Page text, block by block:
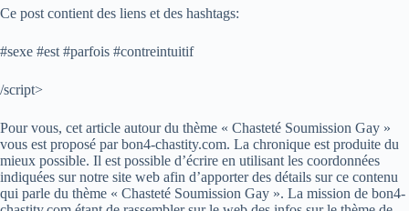
Ce post contient des liens et des hashtags:
#sexe #est #parfois #contreintuitif
/script>
Pour vous, cet article autour du thème « Chasteté Soumission Gay »
vous est proposé par bon4-chastity.com. La chronique est produite du
mieux possible. Il est possible d’écrire en utilisant les coordonnées
indiquées sur notre site web afin d’apporter des détails sur ce contenu
qui parle du thème « Chasteté Soumission Gay ». La mission de bon4-